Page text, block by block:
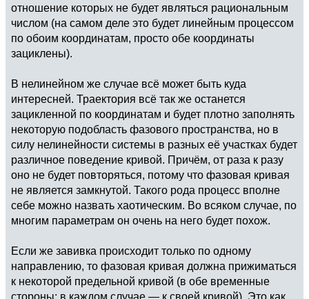
отношение которых не будет являться рациональным
числом (на самом деле это будет линейным процессом
по обоим координатам, просто обе координаты
зациклены).
В нелинейном же случае всё может быть куда
интересней. Траектория всё так же останется
зацикленной по координатам и будет плотно заполнять
некоторую подобласть фазового пространства, но в
силу нелинейности системы в разных её участках будет
различное поведение кривой. Причём, от раза к разу
оно не будет повторяться, потому что фазовая кривая
не является замкнутой. Такого рода процесс вполне
себе можно назвать хаотическим. Во всяком случае, по
многим параметрам он очень на него будет похож.
Если же завивка происходит только по одному
направлению, то фазовая кривая должна прижиматься
к некоторой предельной кривой (в обе временные
стороны: в каждом случае — к своей кривой). Это как